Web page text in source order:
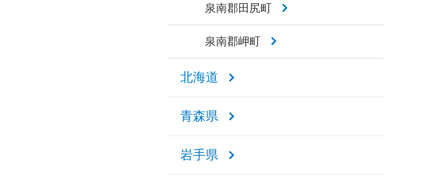
泉南郡田尻町
泉南郡岬町
北海道
青森県
岩手県